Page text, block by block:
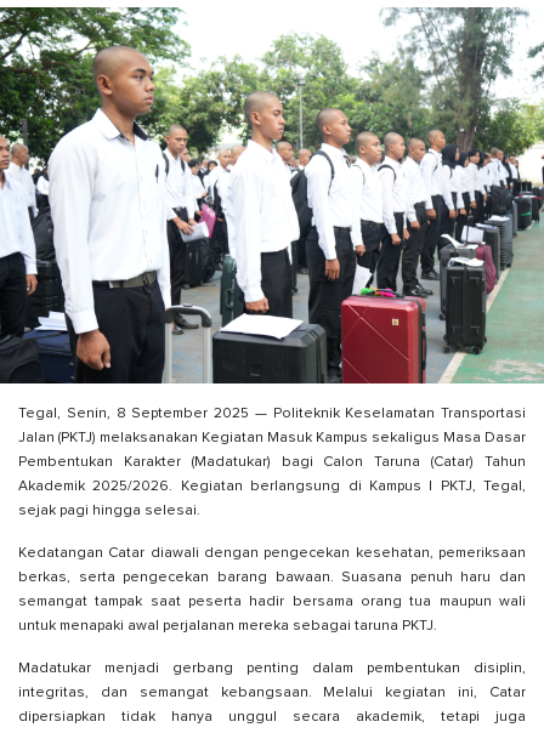
Tegal, Senin, 8 September 2025 — Politeknik Keselamatan Transportasi
Jalan (PKTJ) melaksanakan Kegiatan Masuk Kampus sekaligus Masa Dasar
Pembentukan Karakter (Madatukar) bagi Calon Taruna (Catar) Tahun
Akademik 2025/2026. Kegiatan berlangsung di Kampus I PKTJ, Tegal,
sejak pagi hingga selesai.
Kedatangan Catar diawali dengan pengecekan kesehatan, pemeriksaan
berkas, serta pengecekan barang bawaan. Suasana penuh haru dan
semangat tampak saat peserta hadir bersama orang tua maupun wali
untuk menapaki awal perjalanan mereka sebagai taruna PKTJ.
Madatukar menjadi gerbang penting dalam pembentukan disiplin,
integritas, dan semangat kebangsaan. Melalui kegiatan ini, Catar
dipersiapkan tidak hanya unggul secara akademik, tetapi juga